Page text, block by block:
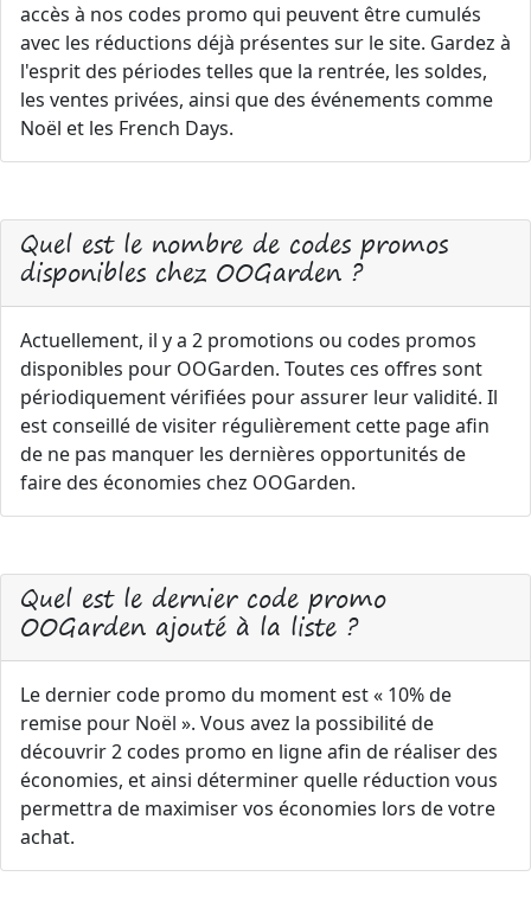
accès à nos codes promo qui peuvent être cumulés
avec les réductions déjà présentes sur le site. Gardez à
l'esprit des périodes telles que la rentrée, les soldes,
les ventes privées, ainsi que des événements comme
Noël et les French Days.
Quel est le nombre de codes promos
disponibles chez OOGarden ?
Actuellement, il y a 2 promotions ou codes promos
disponibles pour OOGarden. Toutes ces offres sont
périodiquement vérifiées pour assurer leur validité. Il
est conseillé de visiter régulièrement cette page afin
de ne pas manquer les dernières opportunités de
faire des économies chez OOGarden.
Quel est le dernier code promo
OOGarden ajouté à la liste ?
Le dernier code promo du moment est « 10% de
remise pour Noël ». Vous avez la possibilité de
découvrir 2 codes promo en ligne afin de réaliser des
économies, et ainsi déterminer quelle réduction vous
permettra de maximiser vos économies lors de votre
achat.